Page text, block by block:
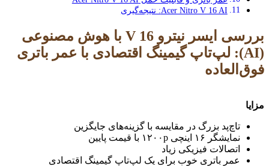
Acer Nitro V 16 AI: نتیجه‌گیری
بررسی ایسر نیترو V 16 با هوش مصنوعی
(AI): لپ‌تاپ گیمینگ اقتصادی با عمر باتری
فوق‌العاده
مزایا
تاچ‌پد بزرگ در مقایسه با گزینه‌های جایگزین
نمایشگر ۱۶ اینچی ۱۲۰۰p با قیمت پایین
اتصالات فیزیکی زیاد
عمر باتری خوب برای یک لپ‌تاپ گیمینگ اقتصادی